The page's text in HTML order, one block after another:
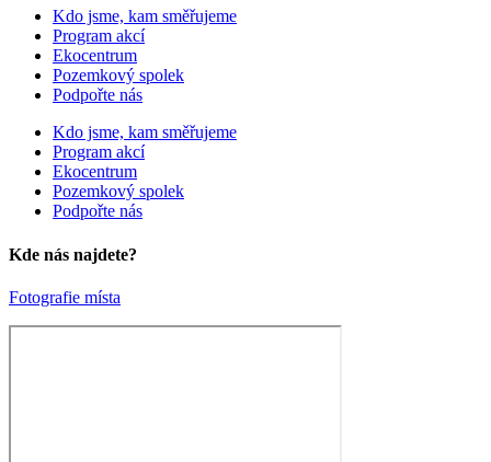
Kdo jsme, kam směřujeme
Program akcí
Ekocentrum
Pozemkový spolek
Podpořte nás
Kdo jsme, kam směřujeme
Program akcí
Ekocentrum
Pozemkový spolek
Podpořte nás
Kde nás najdete?
Fotografie místa